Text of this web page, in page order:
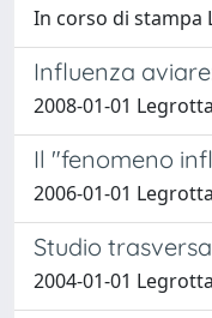
In corso di stampa
Influenza
2008-01-01
Il "fenomeno
2006-01-01
Studio
2004-01-01